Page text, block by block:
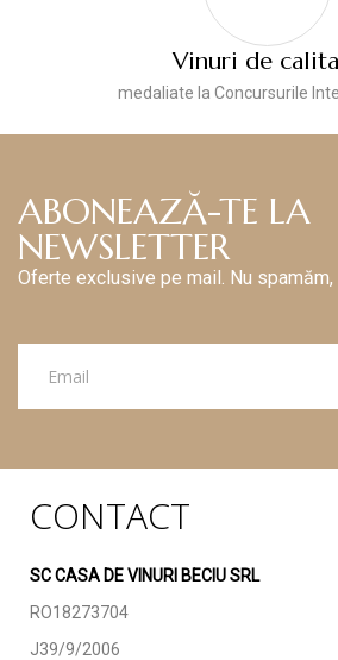
Vinuri de
medaliate la Concursurile
ABONEAZĂ-TE LA
NEWSLETTER
Oferte exclusive pe mail. Nu
CONTACT
SC CASA DE VINURI BECIU SRL
RO18273704
J39/9/2006